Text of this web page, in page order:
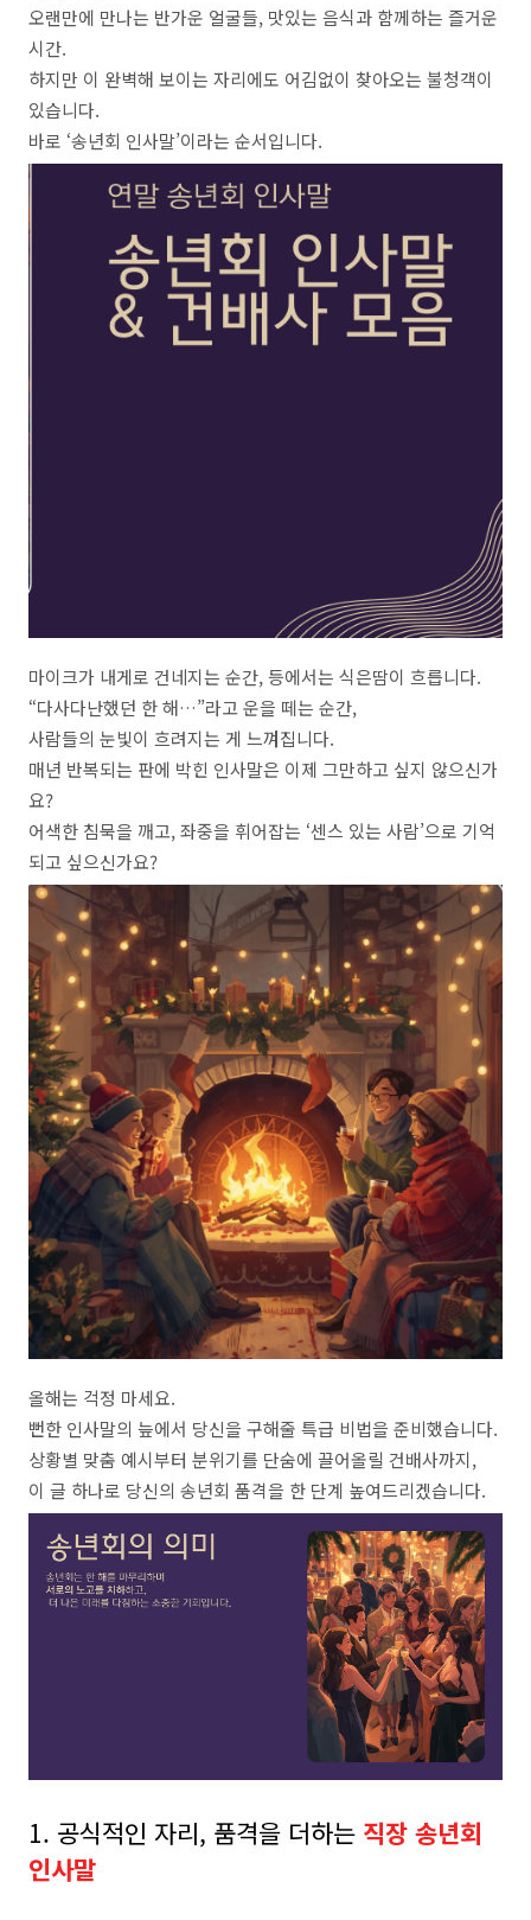
오랜만에 만나는 반가운 얼굴들, 맛있는 음식과 함께하는 즐거운
시간.
하지만 이 완벽해 보이는 자리에도 어김없이 찾아오는 불청객이
있습니다.
바로 ‘송년회 인사말’이라는 순서입니다.
마이크가 내게로 건네지는 순간, 등에서는 식은땀이 흐릅니다.
“다사다난했던 한 해…”라고 운을 떼는 순간,
사람들의 눈빛이 흐려지는 게 느껴집니다.
매년 반복되는 판에 박힌 인사말은 이제 그만하고 싶지 않으신가
요?
어색한 침묵을 깨고, 좌중을 휘어잡는 ‘센스 있는 사람’으로 기억
되고 싶으신가요?
올해는 걱정 마세요.
뻔한 인사말의 늪에서 당신을 구해줄 특급 비법을 준비했습니다. ​​
상황별 맞춤 예시부터 분위기를 단숨에 끌어올릴 건배사까지,
이 글 하나로 당신의 송년회 품격을 한 단계 높여드리겠습니다​.
1. 공식적인 자리, 품격을 더하는 직장 송년회
인사말